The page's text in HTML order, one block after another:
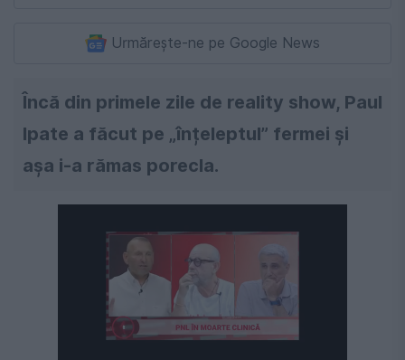
Urmărește-ne pe Google News
Încă din primele zile de reality show, Paul
Ipate a făcut pe „înțeleptul” fermei și
așa i-a rămas porecla.